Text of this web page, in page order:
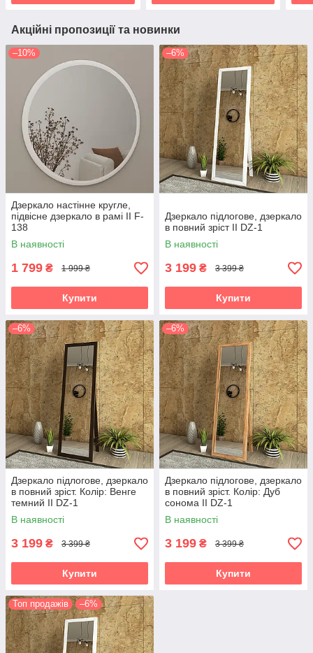
Акційні пропозиції та новинки
–10%
Дзеркало настінне кругле,
підвісне дзеркало в рамі II F-
138
В наявності
1 799 ₴ 1 999 ₴
Купити
–6%
Дзеркало підлогове, дзеркало
в повний зріст II DZ-1
В наявності
3 199 ₴ 3 399 ₴
Купити
–6%
Дзеркало підлогове, дзеркало
в повний зріст. Колір: Венге
темний II DZ-1
В наявності
3 199 ₴ 3 399 ₴
Купити
–6%
Дзеркало підлогове, дзеркало
в повний зріст. Колір: Дуб
сонома II DZ-1
В наявності
3 199 ₴ 3 399 ₴
Купити
Топ продажів –6%